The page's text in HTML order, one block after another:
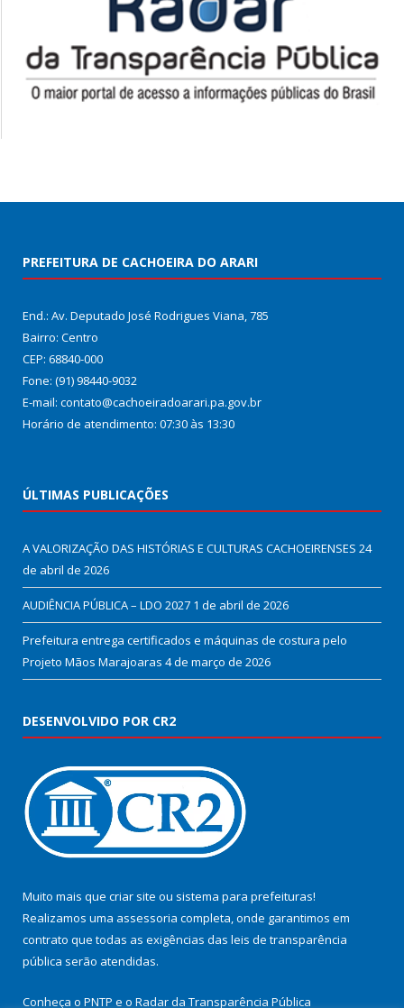
PREFEITURA DE CACHOEIRA DO ARARI
End.: Av. Deputado José Rodrigues Viana, 785
Bairro: Centro
CEP: 68840-000
Fone: (91) 98440-9032
E-mail: contato@cachoeiradoarari.pa.gov.br
Horário de atendimento: 07:30 às 13:30
ÚLTIMAS PUBLICAÇÕES
A VALORIZAÇÃO DAS HISTÓRIAS E CULTURAS CACHOEIRENSES 24
de abril de 2026
AUDIÊNCIA PÚBLICA – LDO 2027 1 de abril de 2026
Prefeitura entrega certificados e máquinas de costura pelo
Projeto Mãos Marajoaras 4 de março de 2026
DESENVOLVIDO POR CR2
Muito mais que criar site ou sistema para prefeituras!
Realizamos uma assessoria completa, onde garantimos em
contrato que todas as exigências das leis de transparência
pública serão atendidas.
Conheça o PNTP e o Radar da Transparência Pública